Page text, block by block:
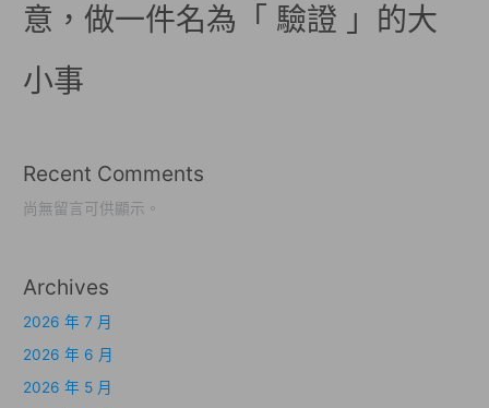
意，做一件名為「 驗證 」的大
小事
Recent Comments
尚無留言可供顯示。
Archives
2026 年 7 月
2026 年 6 月
2026 年 5 月